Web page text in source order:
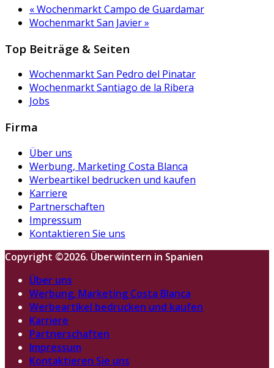
«Wochenmarkt Campo de Guardamar
Wochenmarkt San Javier»
Top Beiträge & Seiten
Wochenmarkt San Pedro del Pinatar
Wochenmarkt Santiago de la Ribera
Jobs
Firma
Über uns
Werbung, Marketing Costa Blanca
Werbeartikel bedrucken und kaufen
Karriere
Partnerschaften
Impressum
Kontaktieren Sie uns
Copyright ©2026. Überwintern in Spanien
Über uns
Werbung, Marketing Costa Blanca
Werbeartikel bedrucken und kaufen
Karriere
Partnerschaften
Impressum
Kontaktieren Sie uns